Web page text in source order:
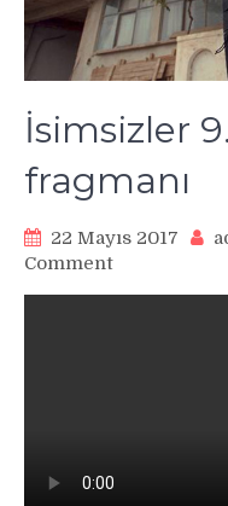
İsimsizler
fragmanı
22 Mayıs 2017
Commenton